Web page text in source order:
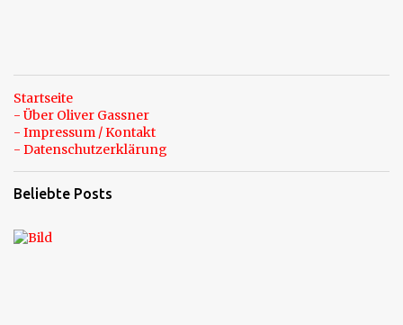
Startseite
- Über Oliver Gassner
- Impressum / Kontakt
- Datenschutzerklärung
Beliebte Posts